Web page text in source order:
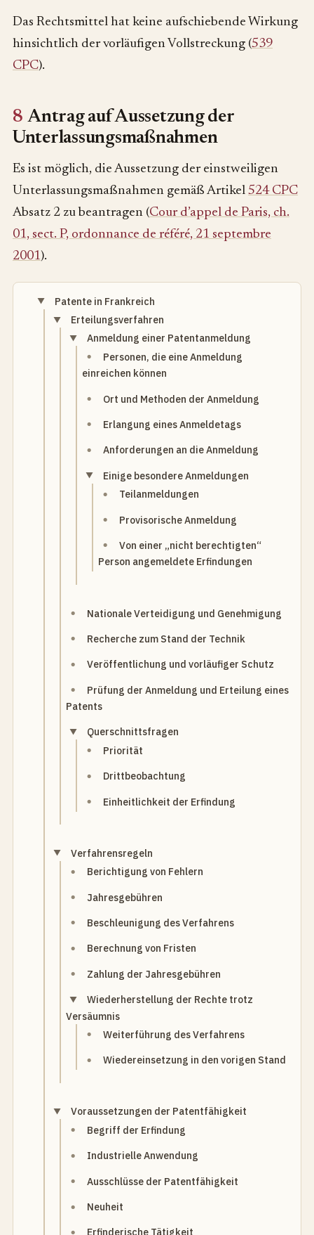
Das Rechtsmittel hat keine aufschiebende Wirkung
hinsichtlich der vorläufigen Vollstreckung (539
CPC).
8 Antrag auf Aussetzung der
Unterlassungsmaßnahmen
Es ist möglich, die Aussetzung der einstweiligen
Unterlassungsmaßnahmen gemäß Artikel 524 CPC
Absatz 2 zu beantragen (Cour d’appel de Paris, ch.
01, sect. P, ordonnance de référé, 21 septembre
2001).
Patente in Frankreich
Erteilungsverfahren
Anmeldung einer Patentanmeldung
Personen, die eine Anmeldung
einreichen können
Ort und Methoden der Anmeldung
Erlangung eines Anmeldetags
Anforderungen an die Anmeldung
Einige besondere Anmeldungen
Teilanmeldungen
Provisorische Anmeldung
Von einer „nicht berechtigten“
Person angemeldete Erfindungen
Nationale Verteidigung und Genehmigung
Recherche zum Stand der Technik
Veröffentlichung und vorläufiger Schutz
Prüfung der Anmeldung und Erteilung eines
Patents
Querschnittsfragen
Priorität
Drittbeobachtung
Einheitlichkeit der Erfindung
Verfahrensregeln
Berichtigung von Fehlern
Jahresgebühren
Beschleunigung des Verfahrens
Berechnung von Fristen
Zahlung der Jahresgebühren
Wiederherstellung der Rechte trotz
Versäumnis
Weiterführung des Verfahrens
Wiedereinsetzung in den vorigen Stand
Voraussetzungen der Patentfähigkeit
Begriff der Erfindung
Industrielle Anwendung
Ausschlüsse der Patentfähigkeit
Neuheit